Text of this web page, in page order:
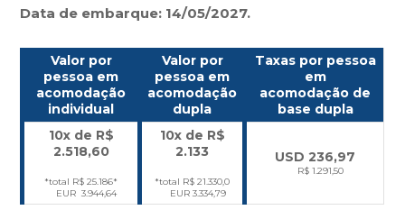
Data de embarque: 14/05/2027.
Valor por
pessoa em
acomodação
individual
Valor por
pessoa em
acomodação
dupla
Taxas por pessoa
em
acomodação de
base dupla
10x de R$
2.518,60
*total R$ 25.186*
EUR 3.944,64
10x de R$
2.133
*total R$ 21.330,0
EUR 3.334,79
USD236,97
R$ 1.291,50